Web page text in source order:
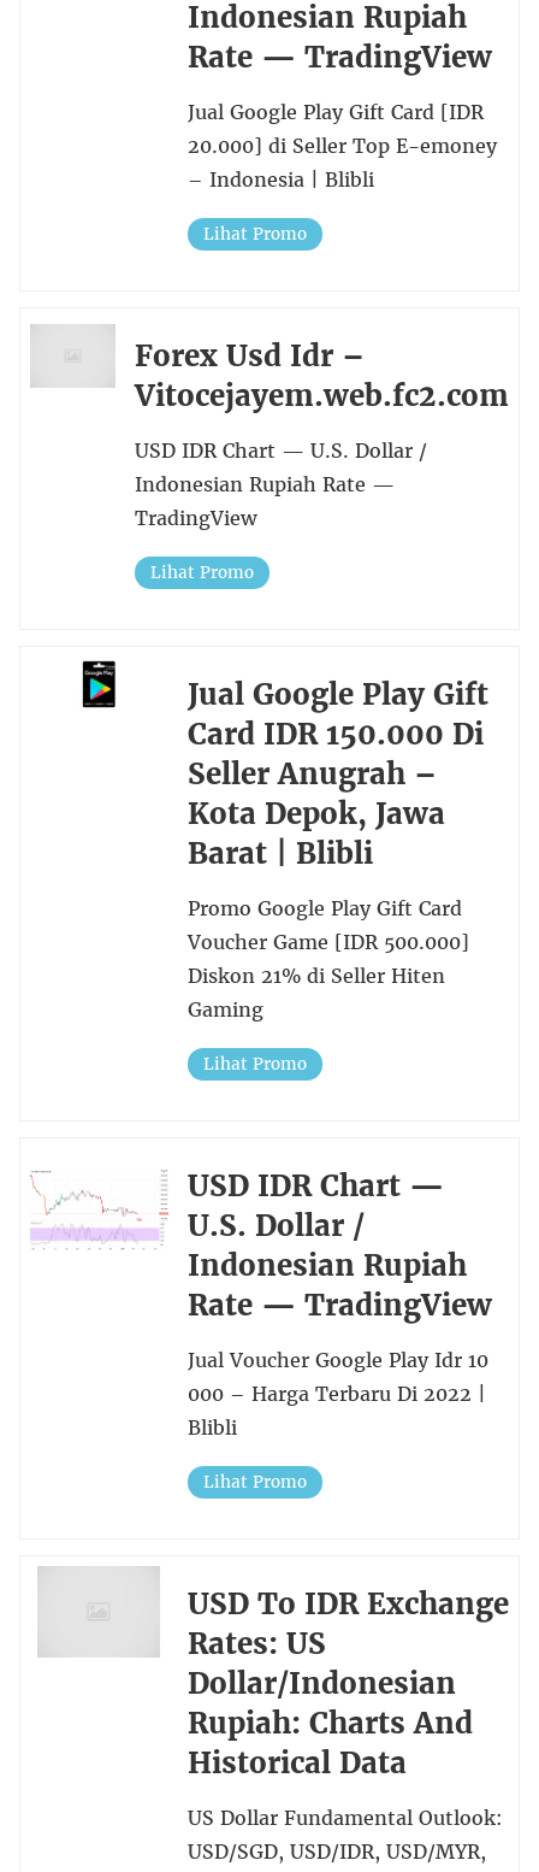
Indonesian Rupiah
Rate — TradingView
Jual Google Play Gift Card [IDR
20.000] di Seller Top E-emoney
– Indonesia | Blibli
Lihat Promo
Forex Usd Idr –
Vitocejayem.web.fc2.com
USD IDR Chart — U.S. Dollar /
Indonesian Rupiah Rate —
TradingView
Lihat Promo
Jual Google Play Gift
Card IDR 150.000 Di
Seller Anugrah –
Kota Depok, Jawa
Barat | Blibli
Promo Google Play Gift Card
Voucher Game [IDR 500.000]
Diskon 21% di Seller Hiten
Gaming
Lihat Promo
USD IDR Chart —
U.S. Dollar /
Indonesian Rupiah
Rate — TradingView
Jual Voucher Google Play Idr 10
000 – Harga Terbaru Di 2022 |
Blibli
Lihat Promo
USD To IDR Exchange
Rates: US
Dollar/Indonesian
Rupiah: Charts And
Historical Data
US Dollar Fundamental Outlook:
USD/SGD, USD/IDR, USD/MYR,